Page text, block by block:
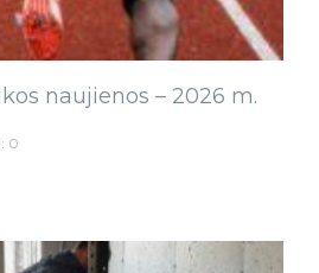
naujienos – 2026 m.
0